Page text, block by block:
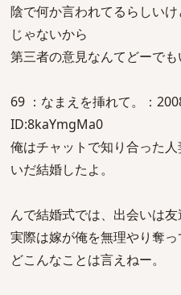
陰で何か言われてるらしい
じゃないから
第三者の意見なんてどーでも
69 ：なまえを挿れて。：
ID:8kaYmgMa0
俺はチャットで知り合った
いだ結婚したよ。
んで結婚式では、出会いは友
実際は嫁が俺を無理やり奪
どこんなことは言えねー。